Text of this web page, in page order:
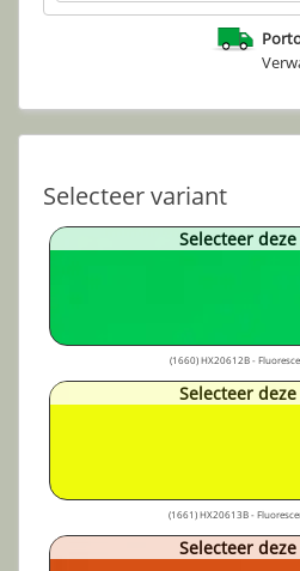
Selecteer variant
Selecteer
(1660) HX20612B -
Selecteer
(1661) HX20613B -
Selecteer